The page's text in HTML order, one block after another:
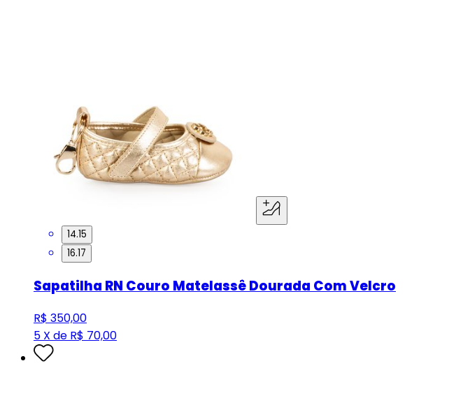
14.15
16.17
Sapatilha RN Couro Matelassê Dourada Com Velcro
R$ 350,00
5 X de R$ 70,00